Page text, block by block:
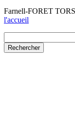
Farnell-FORET
l'accueil